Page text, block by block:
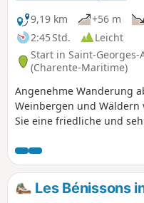
9,19 km
+56 m
2:45 Std.
Leicht
Start in Saint-Georges-
(Charente-Maritime)
Angenehme Wanderung
Weinbergen und Wäldern
Sie eine friedliche und
möglicherweise Wildtiere
Les Bénissons